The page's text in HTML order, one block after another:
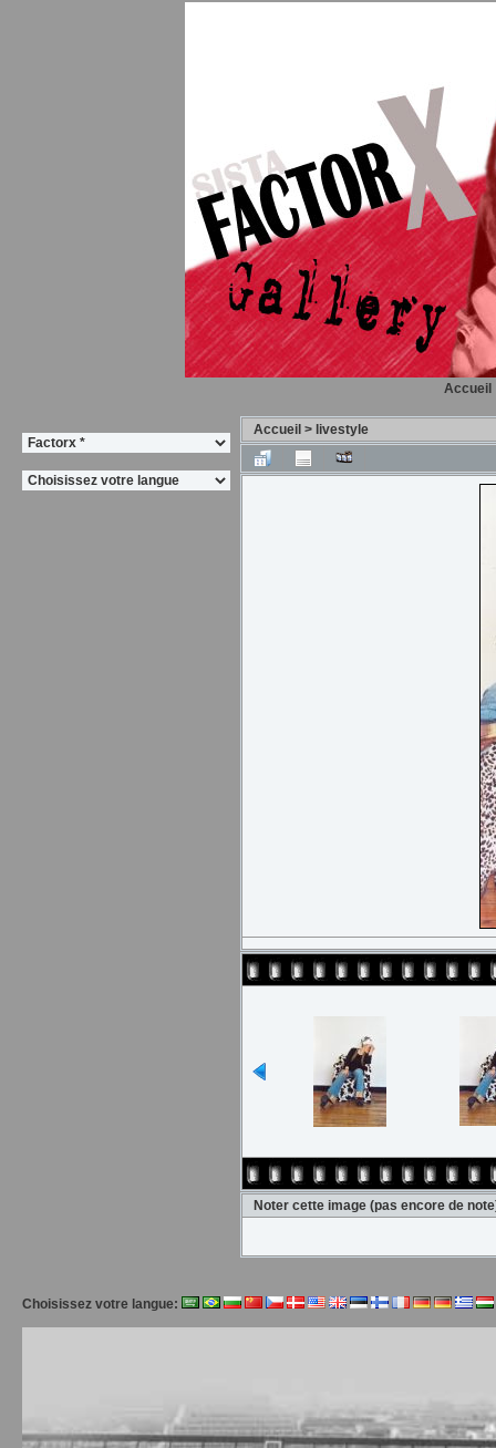
Accueil
Accueil > livestyle
Noter cette image(pas encore de
Choisissez votre langue: